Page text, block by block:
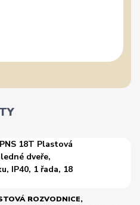
ROZVODNICE,